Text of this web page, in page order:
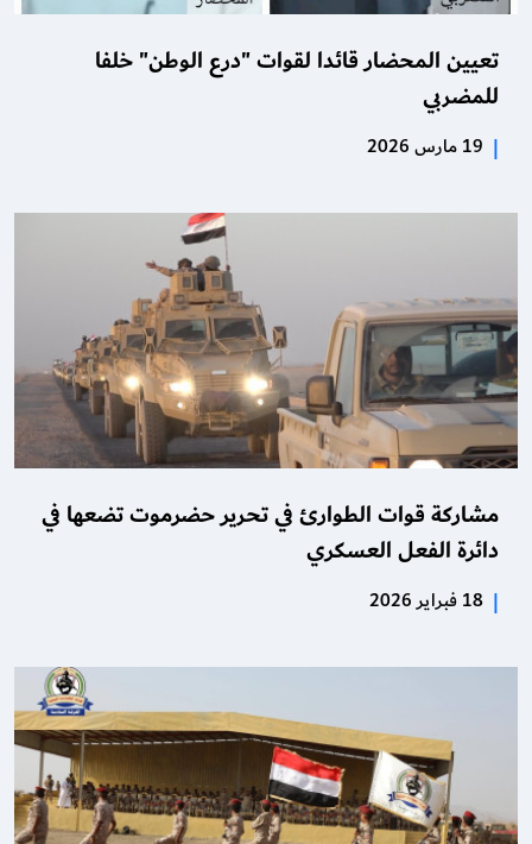
تعيين المحضار قائدا لقوات "درع الوطن" خلفا
للمضربي
| 19 مارس 2026
مشاركة قوات الطوارئ في تحرير حضرموت تضعها في
دائرة الفعل العسكري
| 18 فبراير 2026